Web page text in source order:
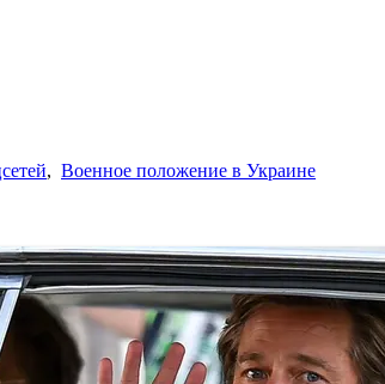
, Военное положение в Украине